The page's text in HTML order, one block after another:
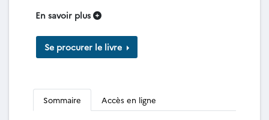
En savoir plus
Se procurer le livre
Sommaire Accès en ligne